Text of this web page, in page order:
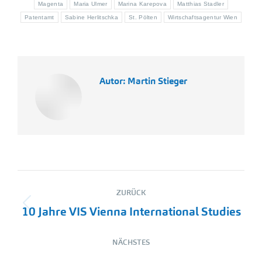
Magenta Maria Ulmer Marina Karepova Matthias Stadler
Patentamt Sabine Herlitschka St. Pölten Wirtschaftsagentur Wien
Autor: Martin Stieger
Kommentarnavigation
ZURÜCK
Vorheriger
10 Jahre VIS Vienna International Studies
NÄCHSTES